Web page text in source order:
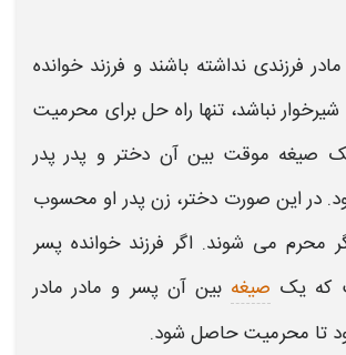
فرزندی نداشته باشند و فرزند خوانده
نباشد، تنها راه حل برای محرمیت
صیغه موقت بین آن دختر و پدر پدر
در این صورت دختر، زن پدر او محسوب
محرم می شوند. اگر فرزند خوانده پسر
که یک صیغه بین آن پسر و مادر مادر
تا محرمیتحاصل شود.